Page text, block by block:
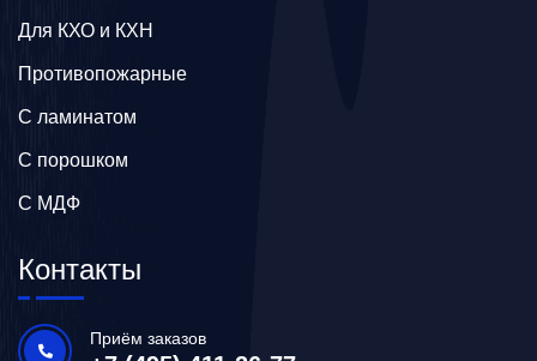
Для КХО и КХН
Противопожарные
С ламинатом
С порошком
С МДФ
Контакты
Приём заказов